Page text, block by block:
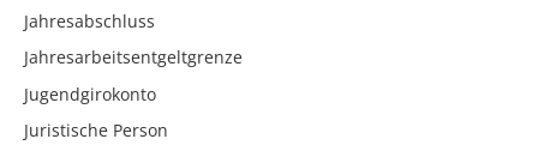
Jahresabschluss
Jahresarbeitsentgeltgrenze
Jugendgirokonto
Juristische Person